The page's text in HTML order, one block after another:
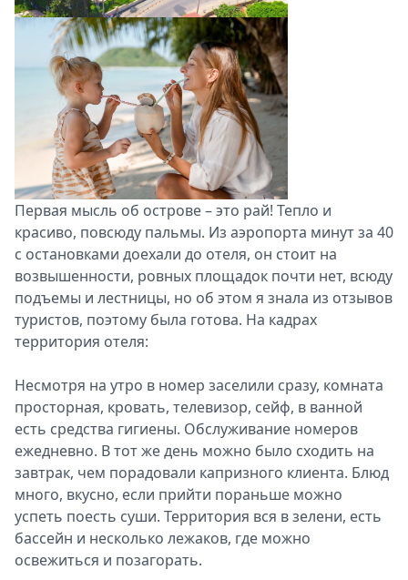
Первая мысль об острове – это рай! Тепло и
красиво, повсюду пальмы. Из аэропорта минут за 40
с остановками доехали до отеля, он стоит на
возвышенности, ровных площадок почти нет, всюду
подъемы и лестницы, но об этом я знала из отзывов
туристов, поэтому была готова. На кадрах
территория отеля:
Несмотря на утро в номер заселили сразу, комната
просторная, кровать, телевизор, сейф, в ванной
есть средства гигиены. Обслуживание номеров
ежедневно. В тот же день можно было сходить на
завтрак, чем порадовали капризного клиента. Блюд
много, вкусно, если прийти пораньше можно
успеть поесть суши. Территория вся в зелени, есть
бассейн и несколько лежаков, где можно
освежиться и позагорать.